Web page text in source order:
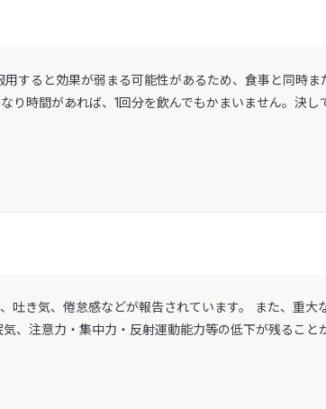
すると効果が弱まる可能性があるため、食事と同時ま
り時間があれば、1回分を飲んでもかまいません。決
吐き気、倦怠感などが報告されています。 また、重大
、注意力・集中力・反射運動能力等の低下が残るこ